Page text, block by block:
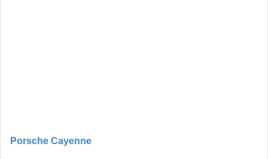
Porsche Cayenne